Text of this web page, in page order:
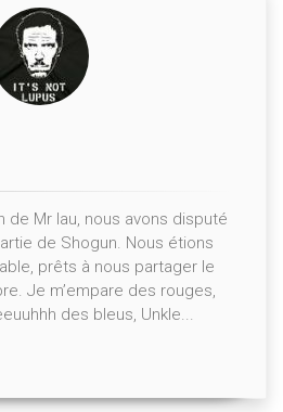
de Mr lau, nous avons disputé
de Shogun. Nous étions
prêts à nous partager le
Je m’empare des rouges,
des bleus, Unkle...